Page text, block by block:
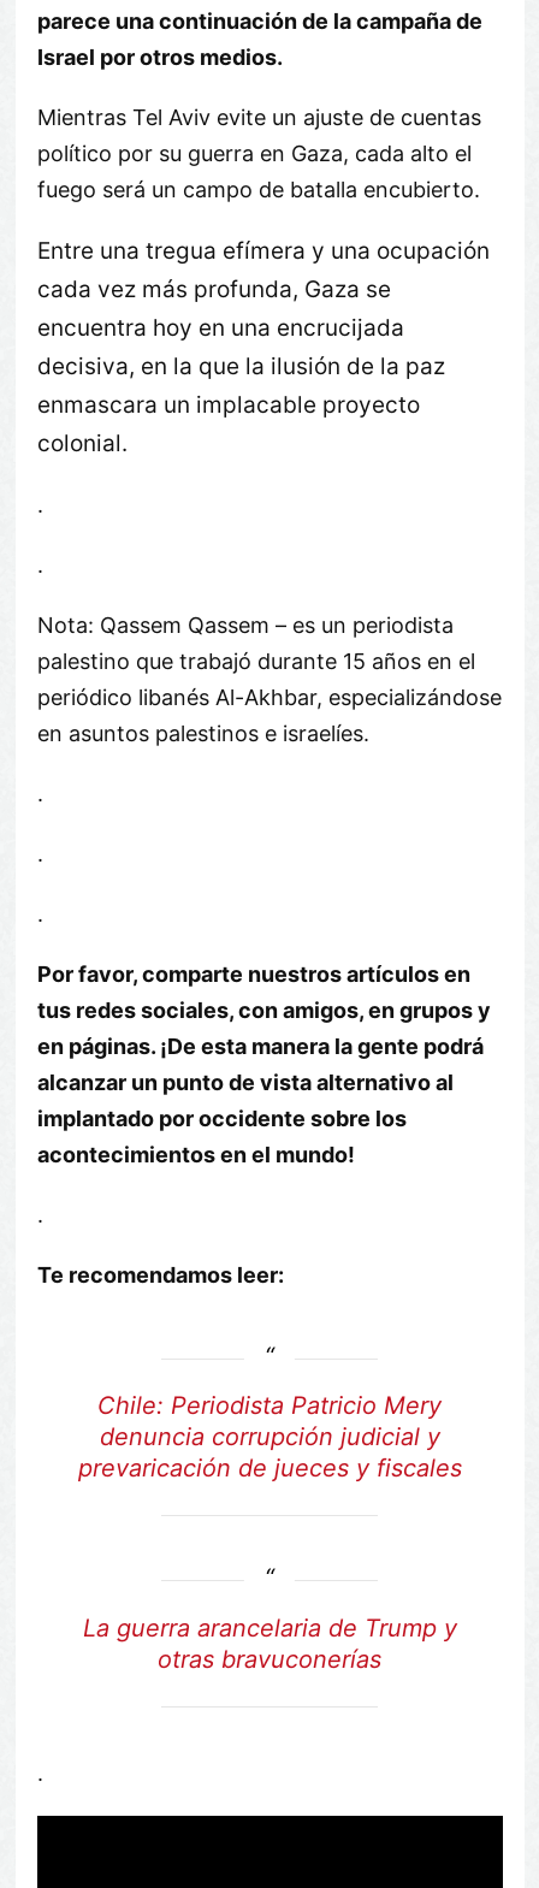
parece una continuación de la campaña de
Israel por otros medios.
Mientras Tel Aviv evite un ajuste de cuentas
político por su guerra en Gaza, cada alto el
fuego será un campo de batalla encubierto.
Entre una tregua efímera y una ocupación
cada vez más profunda, Gaza se
encuentra hoy en una encrucijada
decisiva, en la que la ilusión de la paz
enmascara un implacable proyecto
colonial.
.
.
Nota: Qassem Qassem – es un periodista
palestino que trabajó durante 15 años en el
periódico libanés Al-Akhbar, especializándose
en asuntos palestinos e israelíes.
.
.
.
Por favor, comparte nuestros artículos en
tus redes sociales, con amigos, en grupos y
en páginas. ¡De esta manera la gente podrá
alcanzar un punto de vista alternativo al
implantado por occidente sobre los
acontecimientos en el mundo!
.
Te recomendamos leer:
Chile: Periodista Patricio Mery
denuncia corrupción judicial y
prevaricación de jueces y fiscales
La guerra arancelaria de Trump y
otras bravuconerías
.